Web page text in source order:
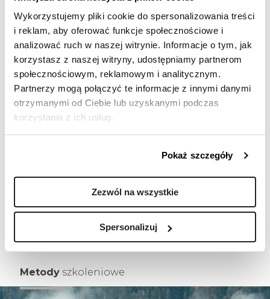
Wykorzystujemy pliki cookie do spersonalizowania treści
i reklam, aby oferować funkcje społecznościowe i
analizować ruch w naszej witrynie. Informacje o tym, jak
korzystasz z naszej witryny, udostępniamy partnerom
społecznościowym, reklamowym i analitycznym.
Partnerzy mogą połączyć te informacje z innymi danymi
otrzymanymi od Ciebie lub uzyskanymi podczas
korzystania z ich usług.
Pokaż szczegóły
Zezwól na wszystkie
Spersonalizuj
uczestników jest konsultant,
który dba o jakość szkolenia
Pigułki wiedzy i inne materiały
dodatkowe
Zadania poszkoleniowe
E-mentoring z trenerem do 60
dni
uczestnicy otrzymują materiały
Metody szkoleniowe